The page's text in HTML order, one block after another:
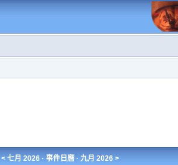
<七月 2026 · 事件日曆 ·九月 2026 >